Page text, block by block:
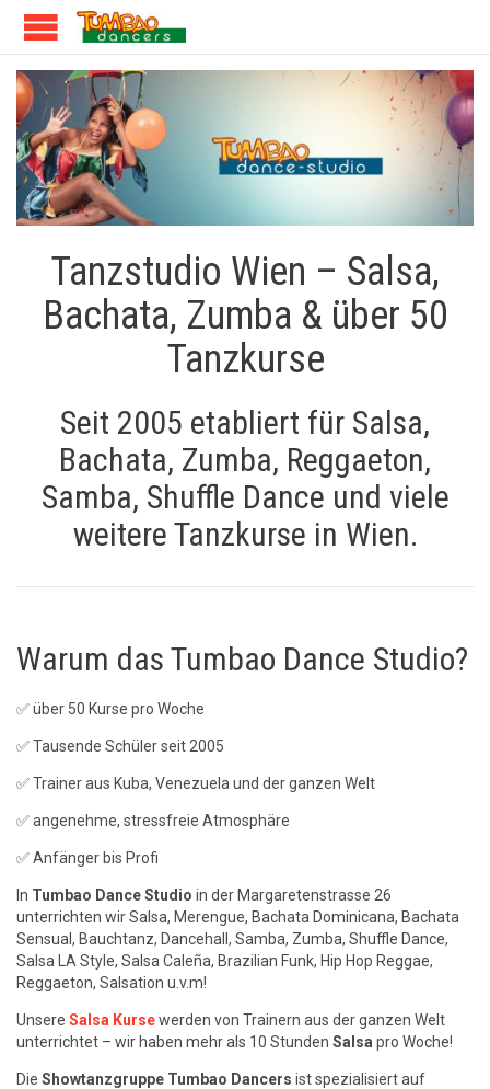
Tanzstudio Wien – Salsa,
Bachata, Zumba & über 50
Tanzkurse
Seit 2005 etabliert für Salsa,
Bachata, Zumba, Reggaeton,
Samba, Shuffle Dance und viele
weitere Tanzkurse in Wien.
Warum das Tumbao Dance Studio?
✅ über 50 Kurse pro Woche
✅ Tausende Schüler seit 2005
✅ Trainer aus Kuba, Venezuela und der ganzen Welt
✅ angenehme, stressfreie Atmosphäre
✅ Anfänger bis Profi
In Tumbao Dance Studio in der Margaretenstrasse 26
unterrichten wir Salsa, Merengue, Bachata Dominicana, Bachata
Sensual, Bauchtanz, Dancehall, Samba, Zumba, Shuffle Dance,
Salsa LA Style, Salsa Caleña, Brazilian Funk, Hip Hop Reggae,
Reggaeton, Salsation u.v.m!
Unsere Salsa Kursewerden von Trainern aus der ganzen Welt
unterrichtet – wir haben mehr als 10 Stunden Salsa pro Woche!
Die Showtanzgruppe Tumbao Dancers ist spezialisiert auf